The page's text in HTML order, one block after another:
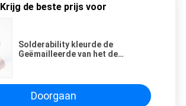
Krijg de beste prijs voor
Solderability kleurde de
Geëmailleerde van het de
Kleine Motor
Doorgaan